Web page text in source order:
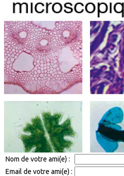
Nom de votre ami(e) :
Email de votre ami(e) :